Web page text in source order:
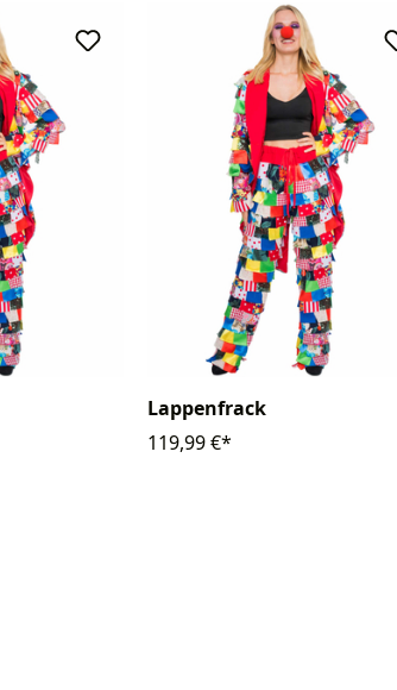
Lappenfrack
119,99 €*